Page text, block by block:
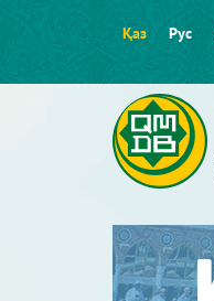
Қаз Рус